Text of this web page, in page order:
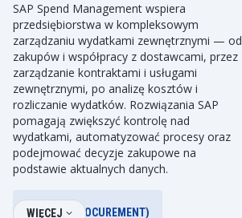
SAP Spend Management wspiera
przedsiębiorstwa w kompleksowym
zarządzaniu wydatkami zewnętrznymi — od
zakupów i współpracy z dostawcami, przez
zarządzanie kontraktami i usługami
zewnętrznymi, po analizę kosztów i
rozliczanie wydatków. Rozwiązania SAP
pomagają zwiększyć kontrolę nad
wydatkami, automatyzować procesy oraz
podejmować decyzje zakupowe na
podstawie aktualnych danych.
ZAKUPY (PROCUREMENT)
WIĘCEJ